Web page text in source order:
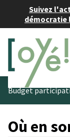
Suivez
démocratie
Budget
Où en